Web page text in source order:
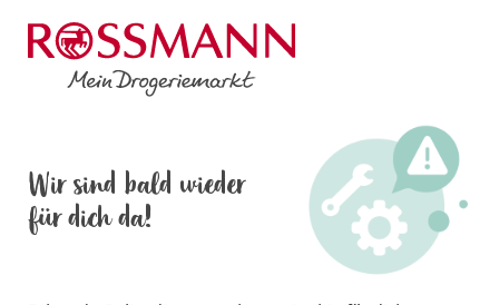
Wir sind bald wieder
für dich da!